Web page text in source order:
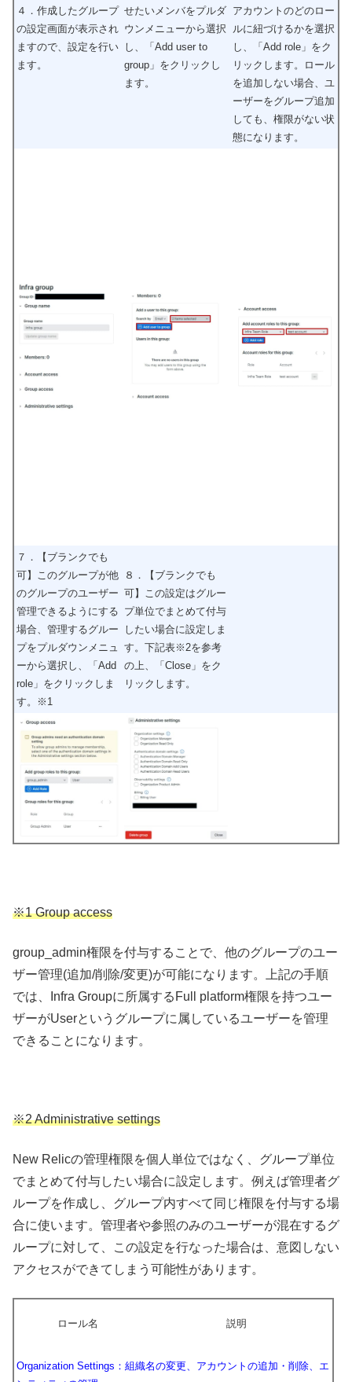
４．作成したグループ
の設定画面が表示され
ますので、設定を行い
ます。
せたいメンバをプルダ
ウンメニューから選択
し、「Add user to
group」をクリックし
ます。
アカウントのどのロー
ルに紐づけるかを選択
し、「Add role」をク
リックします。ロール
を追加しない場合、ユ
ーザーをグループ追加
しても、権限がない状
態になります。
７．【ブランクでも
可】このグループが他
のグループのユーザー
管理できるようにする
場合、管理するグルー
プをプルダウンメニュ
ーから選択し、「Add
role」をクリックしま
す。※1
８．【ブランクでも
可】この設定はグルー
プ単位でまとめて付与
したい場合に設定しま
す。下記表※2を参考
の上、「Close」をク
リックします。
※1 Group access
group_admin権限を付与することで、他のグループのユー
ザー管理(追加/削除/変更)が可能になります。上記の手順
では、Infra Groupに所属するFull platform権限を持つユー
ザーがUserというグループに属しているユーザーを管理
できることになります。
※2 Administrative settings
New Relicの管理権限を個人単位ではなく、グループ単位
でまとめて付与したい場合に設定します。例えば管理者グ
ループを作成し、グループ内すべて同じ権限を付与する場
合に使います。管理者や参照のみのユーザーが混在するグ
ループに対して、この設定を行なった場合は、意図しない
アクセスができてしまう可能性があります。
ロール名 説明
Organization Settings：組織名の変更、アカウントの追加・削除、エ